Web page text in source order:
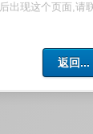
出现这个页面,请
返回...